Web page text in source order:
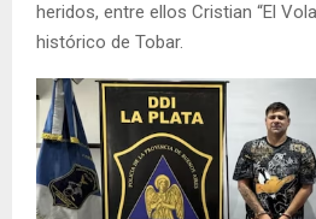
heridos, entre ellos Cristian “El
histórico de Tobar.